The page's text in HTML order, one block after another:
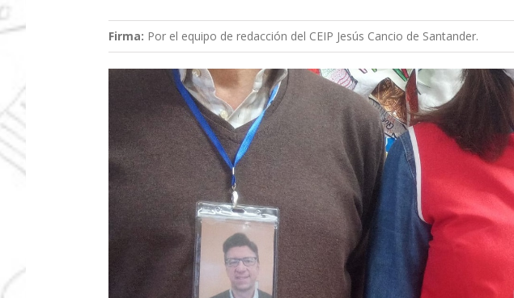
Firma: Por el equipo de redacción del CEIP Jesús Cancio de Santander.
imagen
más
grande